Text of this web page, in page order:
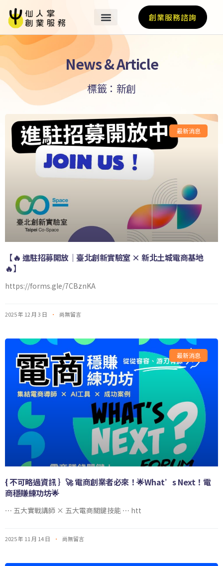
創業服務諮詢
News & Article
標籤：新創
最新消息
【🔥 進駐招募開放｜臺北創新實驗室 × 新北土城電商基地
🔥】
https://forms.gle/7CBznKA
2025 年 12 月 3 日 尚無留言
最新消息
{ 不可略過資訊 ｝🚀 電商創業者必來！🌟What’s Next！電
商穩賺練功坊🌟
⋯ 五大實戰講師 × 五大電商關鍵技能 ⋯ htt
2025 年 11 月 14 日 尚無留言